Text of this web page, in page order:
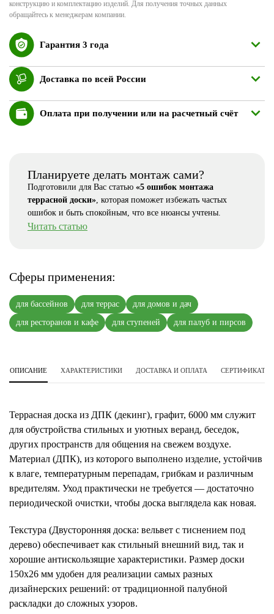
конструкцию и комплектацию изделий. Для получения точных данных
обращайтесь к менеджерам компании.
Гарантия 3 года
Доставка по всей России
Оплата при получении или на расчетный счёт
Планируете делать монтаж сами?
Подготовили для Вас статью «5 ошибок монтажа
террасной доски», которая поможет избежать частых
ошибок и быть спокойным, что все нюансы учтены.
Читать статью
Сферы применения:
для бассейнов для террас
для домов и дач
для ресторанов и кафе
для ступеней для палуб и пирсов
ОПИСАНИЕ ХАРАКТЕРИСТИКИ ДОСТАВКА И ОПЛАТА СЕРТИФИКАТЫ
Террасная доска из ДПК (декинг), графит, 6000 мм служит
для обустройства стильных и уютных веранд, беседок,
других пространств для общения на свежем воздухе.
Материал (ДПК), из которого выполнено изделие, устойчив
к влаге, температурным перепадам, грибкам и различным
вредителям. Уход практически не требуется — достаточно
периодической очистки, чтобы доска выглядела как новая.
Текстура (Двусторонняя доска: вельвет с тиснением под
дерево) обеспечивает как стильный внешний вид, так и
хорошие антискользящие характеристики. Размер доски
150х26 мм удобен для реализации самых разных
дизайнерских решений: от традиционной палубной
раскладки до сложных узоров.